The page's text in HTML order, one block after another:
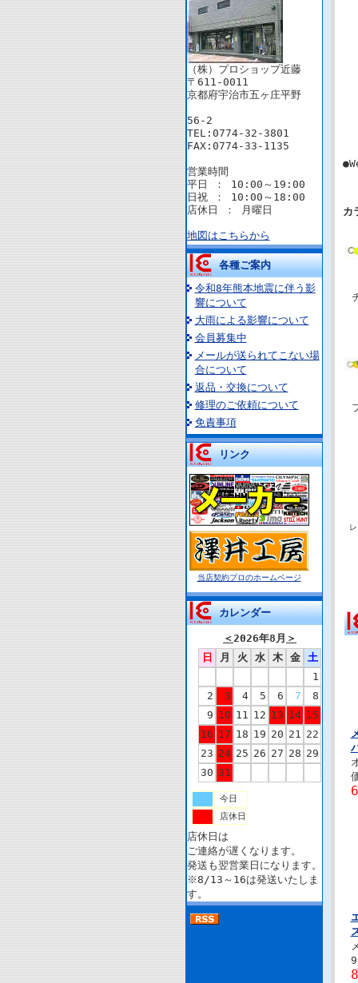
（株）プロショップ近藤
〒611-0011
京都府宇治市五ヶ庄平野
56-2
TEL:0774-32-3801
FAX:0774-33-1135
営業時間
平日 ： 10:00～19:00
日祝 ： 10:00～18:00
店休日 ： 月曜日
地図はこちらから
各種ご案内
令和8年熊本地震に伴う影
響について
大雨による影響について
会員募集中
メールが送られてこない場
合について
返品・交換について
修理のご依頼について
免責事項
リンク
当店契約プロのホームページ
カレンダー
＜2026年8月 ＞
日
月 火 水 木 金
土
1
2
3 4 5 6 7
8
9 10 11 12 13 14 15
16 17 18 19 20 21 22
23 24 25 26 27 28 29
30 31
今日
店休日
店休日は
ご連絡が遅くなります。
発送も翌営業日になります。
※8/13～16は発送いたしま
す。
カ